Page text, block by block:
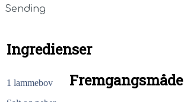
Sending
Ingredienser
1 lammebov
Fremgangsmåde